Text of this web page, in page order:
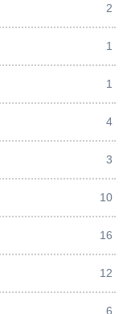
2
1
1
4
3
10
16
12
6